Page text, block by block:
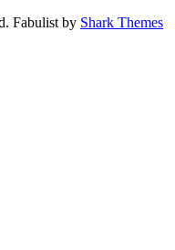
Fabulist by Shark Themes